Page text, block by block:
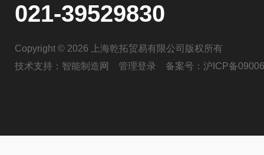
021-39529830
Copyright © 2026 上海乾拓贸易有限公司版权所有
技术支持： 智能制造网 管理登录 备案号： 沪ICP备